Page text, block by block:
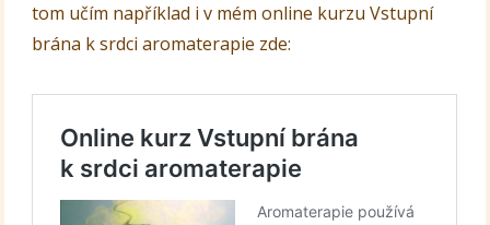
tom učím například i v mém online kurzu Vstupní
brána k srdci aromaterapie zde: